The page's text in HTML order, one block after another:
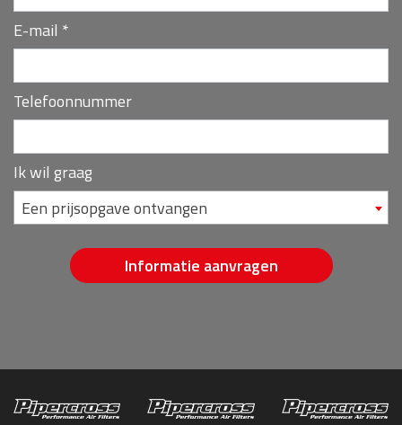
E-mail *
Telefoonnummer
Ik wil graag
Een prijsopgave ontvangen
Informatie aanvragen